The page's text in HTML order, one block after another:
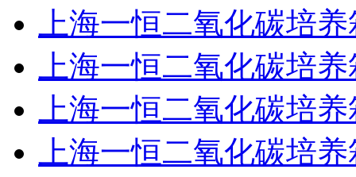
上海一恒二氧化碳培
上海一恒二氧化碳培
上海一恒二氧化碳培
上海一恒二氧化碳培